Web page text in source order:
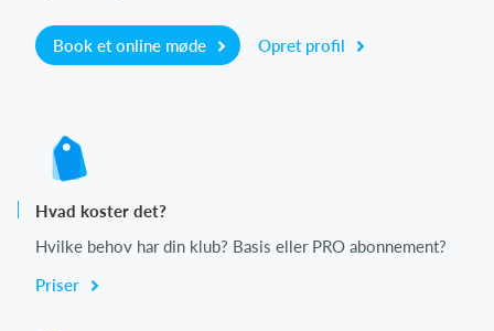
Book et online møde Opret profil
Hvad koster det?
Hvilke behov har din klub? Basis eller PRO abonnement?
Priser